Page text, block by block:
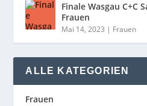
Finale Wasgau C+C
Frauen
Mai 14, 2023 | Frauen
ALLE KATEGORIEN
Frauen